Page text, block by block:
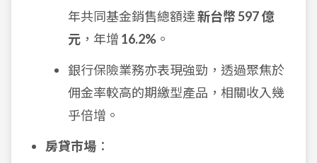
年共同基金銷售總額達新台幣 597 億
元 ，年增 16.2% 。
銀行保險業務亦表現強勁，透過聚焦於
佣金率較高的期繳型產品，相關收入幾
乎倍增。
房貸市場 ：